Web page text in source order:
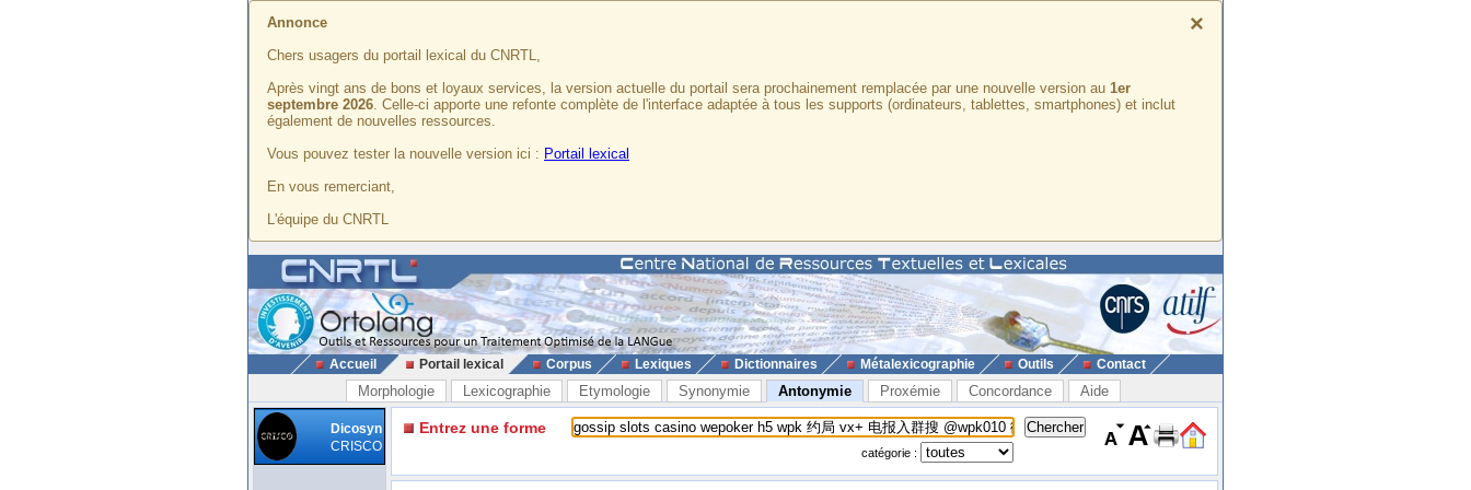
×
Annonce
Chers usagers du portail lexical du CNRTL,
Après vingt ans de bons et loyaux services, la version actuelle du portail sera prochainement remplacée par une nouvelle version au 1er
septembre 2026. Celle-ci apporte une refonte complète de l'interface adaptée à tous les supports (ordinateurs, tablettes, smartphones) et inclut
également de nouvelles ressources.
Vous pouvez tester la nouvelle version ici : Portail lexical
En vous remerciant,
L'équipe du CNRTL
Accueil Portail lexical Corpus Lexiques Dictionnaires Métalexicographie Outils Contact
Morphologie Lexicographie Etymologie Synonymie Antonymie Proxémie Concordance Aide
Dicosyn
CRISCO
Entrez une forme
catégorie :